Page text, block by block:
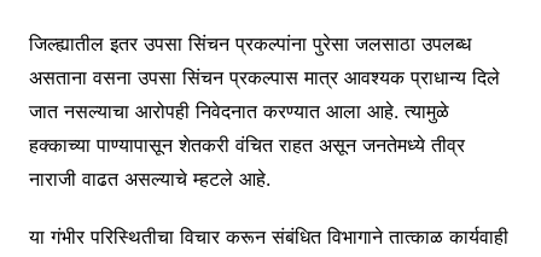
जिल्ह्यातील इतर उपसा सिंचन प्रकल्पांना पुरेसा जलसाठा उपलब्ध
असताना वसना उपसा सिंचन प्रकल्पास मात्र आवश्यक प्राधान्य दिले
जात नसल्याचा आरोपही निवेदनात करण्यात आला आहे. त्यामुळे
हक्काच्या पाण्यापासून शेतकरी वंचित राहत असून जनतेमध्ये तीव्र
नाराजी वाढत असल्याचे म्हटले आहे.
या गंभीर परिस्थितीचा विचार करून संबंधित विभागाने तात्काळ कार्यवाही